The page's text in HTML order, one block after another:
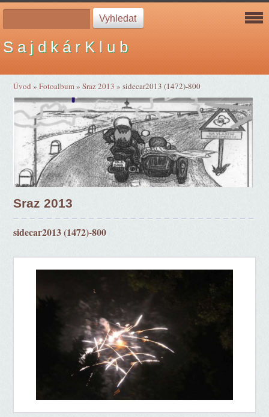
S a j d k á r K l u b
Úvod »Fotoalbum»Sraz 2013 »sidecar2013 (1472)-800
Sraz 2013
sidecar2013 (1472)-800